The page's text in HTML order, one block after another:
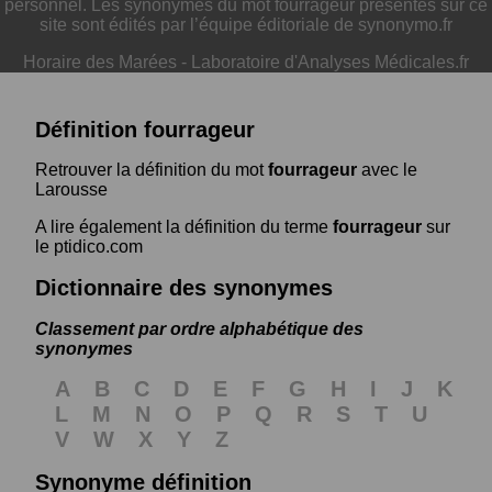
personnel. Les synonymes du mot fourrageur présentés sur ce
site sont édités par l’équipe éditoriale de synonymo.fr
Horaire des Marées - Laboratoire d'Analyses Médicales.fr
Définition fourrageur
Retrouver la définition du motfourrageur avec le
Larousse
A lire également la définition du terme fourrageur sur
le ptidico.com
Dictionnaire des synonymes
Classement par ordre alphabétique des
synonymes
A B C D E F G H I J
K
L
M N O P Q R S T
U
V
W X Y
Z
Synonyme définition